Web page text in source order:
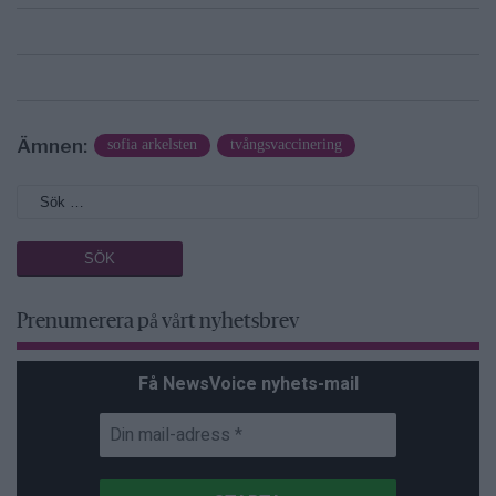
Ämnen: sofia arkelsten tvångsvaccinering
Prenumerera på vårt nyhetsbrev
Få NewsVoice nyhets-mail